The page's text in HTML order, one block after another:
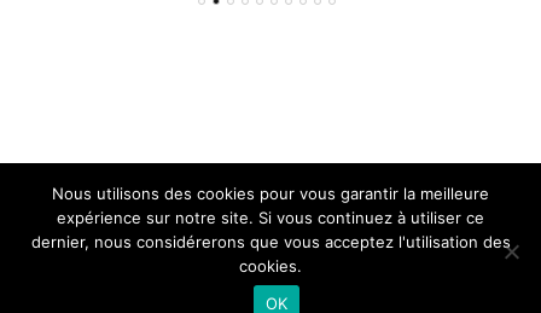
© ON PART EN VRAC 2018, TOUS DROITS RÉSERVÉS
SITE DÉVELOPPÉ PAR L'
Mentions légales
Nous utilisons des cookies pour vous garantir la meilleure
expérience sur notre site. Si vous continuez à utiliser ce
dernier, nous considérerons que vous acceptez l'utilisation des
cookies.
OK